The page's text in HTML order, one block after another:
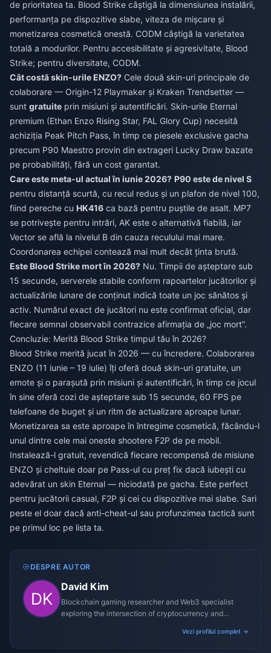
de prioritatea ta. Blood Strike câștigă la dimensiunea instalării,
performanța pe dispozitive slabe, viteza de mișcare și
monetizarea cosmetică onestă. CODM câștigă la varietatea
totală a modurilor. Pentru accesibilitate și agresivitate, Blood
Strike; pentru diversitate, CODM.
Cât costă skin-urile ENZO? Cele două skin-uri principale de
colaborare — Origin-12 Playmaker și Kraken Trendsetter —
sunt gratuite prin misiuni și autentificări. Skin-urile Eternal
premium (Ethan Enzo Rising Star, FAL Glory Cup) necesită
achiziția Peak Pitch Pass, în timp ce piesele exclusive gacha
precum P90 Maestro provin din extrageri Lucky Draw bazate
pe probabilități, fără un cost garantat.
Care este meta-ul actual în iunie 2026? P90 este de nivel S
pentru distanță scurtă, cu recul redus și un plafon de nivel 100,
fiind pereche cu HK416 ca bază pentru puștile de asalt. MP7
se potrivește pentru intrări, AK este o alternativă fiabilă, iar
Vector se află la nivelul B din cauza reculului mai mare.
Coordonarea echipei contează mai mult decât ținta brută.
Este Blood Strike mort în 2026? Nu. Timpii de așteptare sub
15 secunde, serverele stabile conform rapoartelor jucătorilor și
actualizările lunare de conținut indică toate un joc sănătos și
activ. Numărul exact de jucători nu este confirmat oficial, dar
fiecare semnal observabil contrazice afirmația de „joc mort”.
Concluzie: Merită Blood Strike timpul tău în 2026?
Blood Strike merită jucat în 2026 — cu încredere. Colaborarea
ENZO (11 iunie – 19 iulie) îți oferă două skin-uri gratuite, un
emote și o parașută prin misiuni și autentificări, în timp ce jocul
în sine oferă cozi de așteptare sub 15 secunde, 60 FPS pe
telefoane de buget și un ritm de actualizare aproape lunar.
Monetizarea sa este aproape în întregime cosmetică, făcându-l
unul dintre cele mai oneste shootere F2P de pe mobil.
Instalează-l gratuit, revendică fiecare recompensă de misiune
ENZO și cheltuie doar pe Pass-ul cu preț fix dacă iubești cu
adevărat un skin Eternal — niciodată pe gacha. Este perfect
pentru jucătorii casual, F2P și cei cu dispozitive mai slabe. Sari
peste el doar dacă anti-cheat-ul sau profunzimea tactică sunt
pe primul loc pe lista ta.
DESPRE AUTOR
David Kim
Blockchain gaming researcher and Web3 specialist
exploring the intersection of cryptocurrency and
Vezi profilul complet →